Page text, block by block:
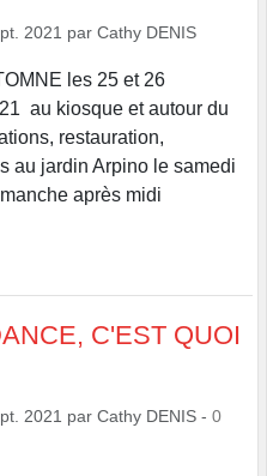
2021 par Cathy DENIS
les 25 et 26
au kiosque et autour du
restauration,
au jardin Arpino le samedi
après midi
C'EST QUOI
2021 par Cathy DENIS - 0